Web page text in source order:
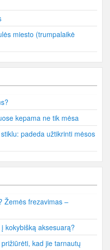
miesto (trumpalaikė
kepama ne tik mėsa
padeda užtikrinti mėsos
Žemės frezavimas –
kokybišką aksesuarą?
kad jie tarnautų